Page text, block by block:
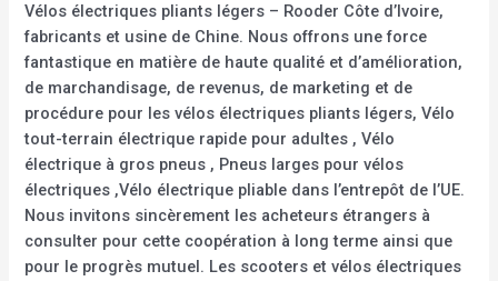
Vélos électriques pliants légers – Rooder Côte d’Ivoire,
fabricants et usine de Chine. Nous offrons une force
fantastique en matière de haute qualité et d’amélioration,
de marchandisage, de revenus, de marketing et de
procédure pour les vélos électriques pliants légers, Vélo
tout-terrain électrique rapide pour adultes , Vélo
électrique à gros pneus , Pneus larges pour vélos
électriques ,Vélo électrique pliable dans l’entrepôt de l’UE.
Nous invitons sincèrement les acheteurs étrangers à
consulter pour cette coopération à long terme ainsi que
pour le progrès mutuel. Les scooters et vélos électriques